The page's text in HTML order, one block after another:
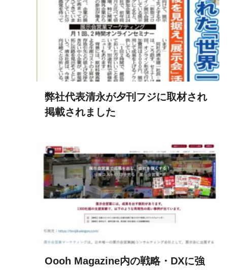
弊社代表清永が夕刊フジに取材され
掲載されました
Oooh Magazine内の戦略・DXに強